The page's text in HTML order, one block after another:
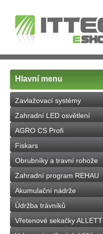
Hlavní menu
Zavlažovací systémy
Zahradní LED osvětlení
AGRO CS Profi
Fiskars
Obrubníky a travní rohože
Zahradní program REHAU
Akumulační nádrže
Údržba trávníků
Vřetenové sekačky ALLETT